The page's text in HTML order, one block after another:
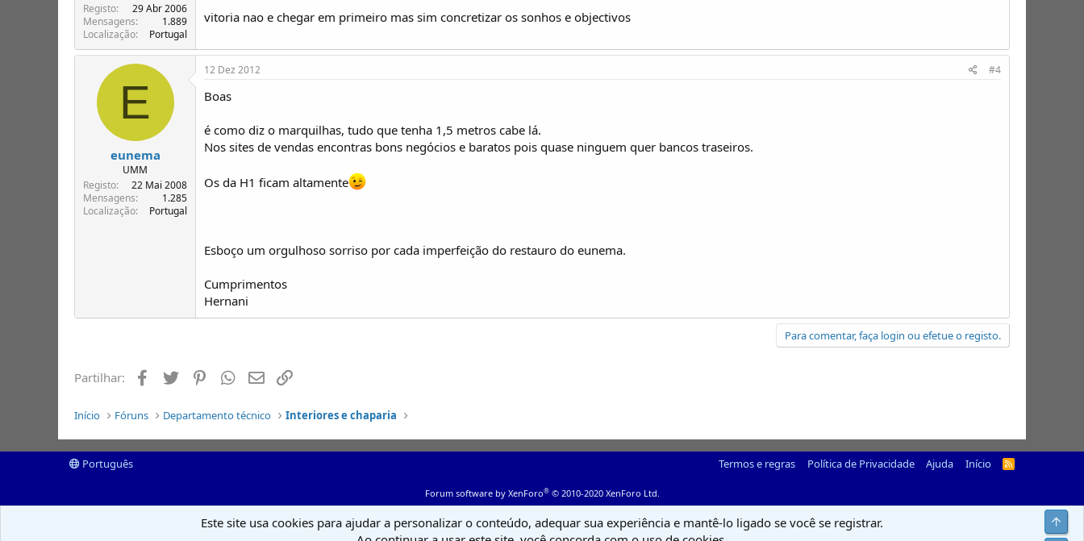
Registo
29 Abr 2006
Mensagens
1.889
Localização
Portugal
vitoria nao e chegar em primeiro mas sim concretizar os sonhos e objectivos
E
eunema
UMM
Registo
22 Mai 2008
Mensagens
1.285
Localização
Portugal
12 Dez 2012 #4
Boas
é como diz o marquilhas, tudo que tenha 1,5 metros cabe lá.
Nos sites de vendas encontras bons negócios e baratos pois quase ninguem quer bancos traseiros.
Os da H1 ficam altamente
Esboço um orgulhoso sorriso por cada imperfeição do restauro do eunema.
Cumprimentos
Hernani
Para comentar, faça login ou efetue o registo.
Partilhar: Facebook
Twitter PinterestWhatsapp
Email
Início Fóruns Departamento técnico Interiores e chaparia
Português Termos e regras Política de Privacidade Ajuda Início
R
Forum software by XenForo® © 2010-2020 XenForo Ltd.
Este site usa cookies para ajudar a personalizar o conteúdo, adequar sua experiência e mantê-lo ligado se você se registrar.
Top